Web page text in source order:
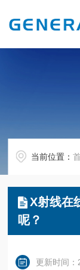
当前位置：
X射线在
呢？
更新时间